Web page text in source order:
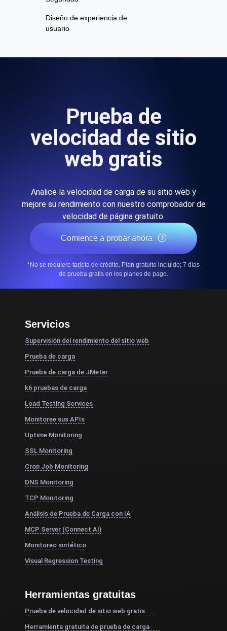
Diseño de experiencia de
usuario
Prueba de
velocidad de sitio
web gratis
Analice la velocidad de carga de su sitio web y
mejore su rendimiento con nuestro comprobador de
velocidad de página gratuito.
Comience a probar ahora
*No se requiere tarjeta de crédito. Plan gratuito incluido; 7 días
de prueba gratis en los planes de pago.
Servicios
Supervisión del rendimiento del sitio web
Prueba de carga
Prueba de carga de JMeter
k6 pruebas de carga
Load Testing Services
Monitoree sus APIs
Uptime Monitoring
SSL Monitoring
Cron Job Monitoring
DNS Monitoring
TCP Monitoring
Análisis de Prueba de Carga con IA
MCP Server (Connect AI)
Monitoreo sintético
Visual Regression Testing
Herramientas gratuitas
Prueba de velocidad de sitio web gratis
Herramienta gratuita de prueba de carga